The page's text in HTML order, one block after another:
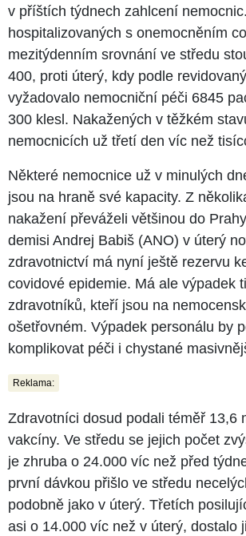
v příštích týdnech zahlcení
hospitalizovaných s onemocněním
mezitýdenním srovnání ve středu
400, proti úterý, kdy podle
vyžadovalo nemocniční péči 6845
300 klesl. Nakažených v těžkém
nemocnicích už třetí den víc než
Některé nemocnice už v minulých
jsou na hraně své kapacity. Z
nakažení převáželi většinou do
demisi Andrej Babiš (ANO) v úterý
zdravotnictví má nyní ještě rezervu
covidové epidemie. Má ale výpadek
zdravotníků, kteří jsou na
ošetřovném. Výpadek personálu by
komplikovat péči i chystané
Reklama:
Zdravotníci dosud podali téměř 13,6
vakcíny. Ve středu se jejich počet
je zhruba o 24.000 víc než před
první dávkou přišlo ve středu
podobně jako v úterý. Třetích
asi o 14.000 víc než v úterý, dostalo